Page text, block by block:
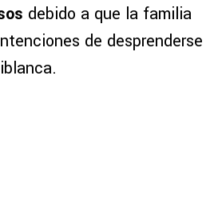
debido a que la familia
de desprenderse